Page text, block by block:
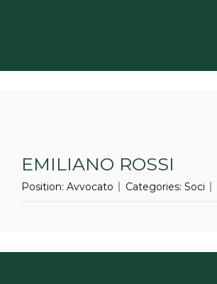
EMILIANO ROSSI
Position: Avvocato Categories: Soci